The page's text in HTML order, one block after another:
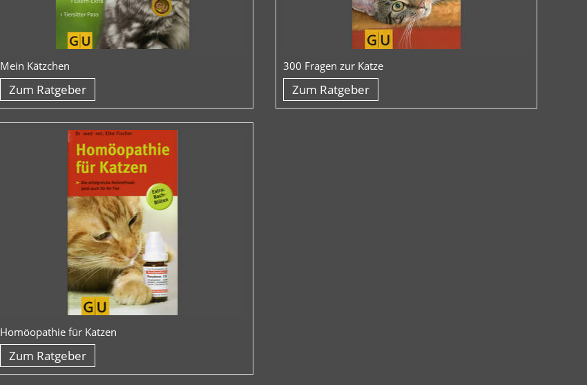
Mein Kätzchen
Zum Ratgeber
300 Fragen zur Katze
Zum Ratgeber
Homöopathie für Katzen
Zum Ratgeber